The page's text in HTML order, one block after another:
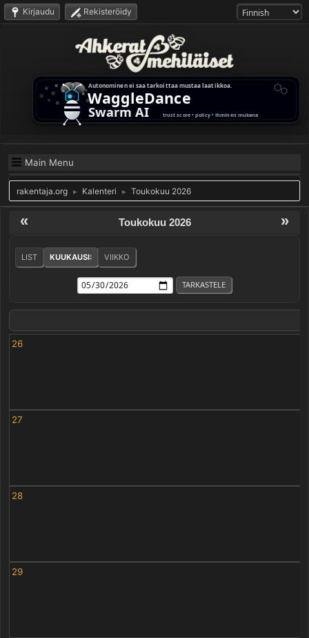
Kirjaudu Rekisteröidy
Main Menu
rakentaja.org ► Kalenteri ► Toukokuu 2026
« »
Toukokuu 2026
LIST KUUKAUSI: VIIKKO
26
27
28
29